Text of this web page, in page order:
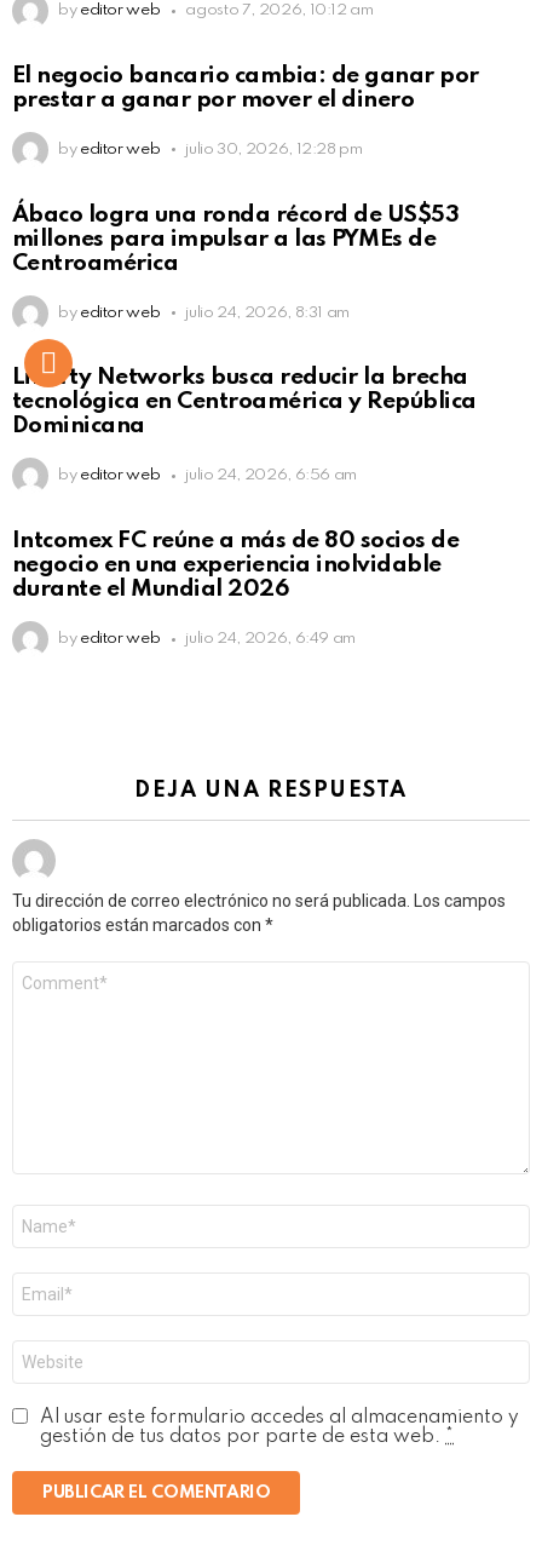
by editor web agosto 7, 2026, 10:12 am
El negocio bancario cambia: de ganar por
prestar a ganar por mover el dinero
by editor web julio 30, 2026, 12:28 pm
Click to view this post
Ábaco logra una ronda récord de US$53
millones para impulsar a las PYMEs de
Centroamérica
by editor web julio 24, 2026, 8:31 am
Liberty Networks busca reducir la brecha
tecnológica en Centroamérica y República
Dominicana
by editor web julio 24, 2026, 6:56 am
Intcomex FC reúne a más de 80 socios de
negocio en una experiencia inolvidable
durante el Mundial 2026
by editor web julio 24, 2026, 6:49 am
DEJA UNA RESPUESTA
Tu dirección de correo electrónico no será publicada.
Los campos
obligatorios están marcados con *
electrónico
*
Al usar este formulario accedes al almacenamiento y
gestión de tus datos por parte de esta web.